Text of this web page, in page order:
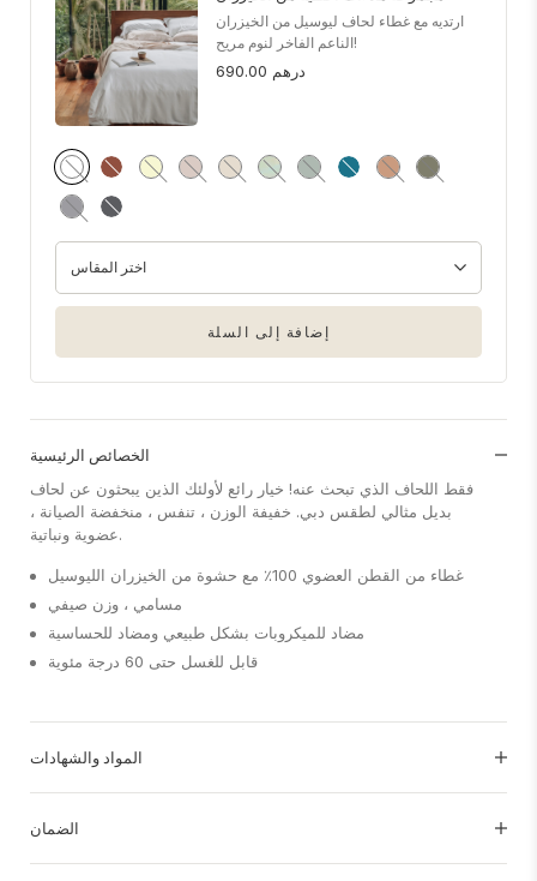
ارتديه مع غطاء لحاف ليوسيل من الخيزران
الناعم الفاخر لنوم مريح!
690.00 درهم
اختر المقاس
إضافة إلى السلة
الخصائص الرئيسية
فقط اللحاف الذي تبحث عنه! خيار رائع لأولئك الذين يبحثون عن لحاف
بديل مثالي لطقس دبي. خفيفة الوزن ، تنفس ، منخفضة الصيانة ،
عضوية ونباتية.
غطاء من القطن العضوي 100٪ مع حشوة من الخيزران الليوسيل
مسامي ، وزن صيفي
مضاد للميكروبات بشكل طبيعي ومضاد للحساسية
قابل للغسل حتى 60 درجة مئوية
المواد والشهادات
الضمان